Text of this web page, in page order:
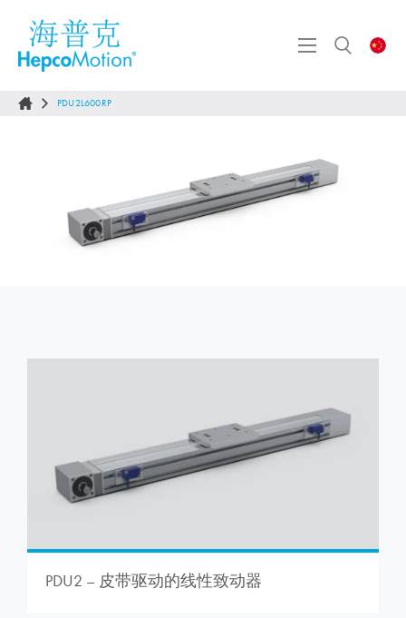
PDU2L600RP
PDU2 – 皮带驱动的线性致动器